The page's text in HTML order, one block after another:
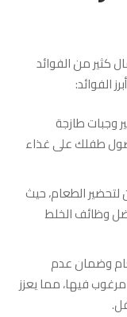
كثير من الفوائد
الفوائد:
وجبات طازجة
طفلك على غذاء
لتحضير الطعام، حيث
وظائف الخلط
وضمان عدم
فيها، مما يعزز